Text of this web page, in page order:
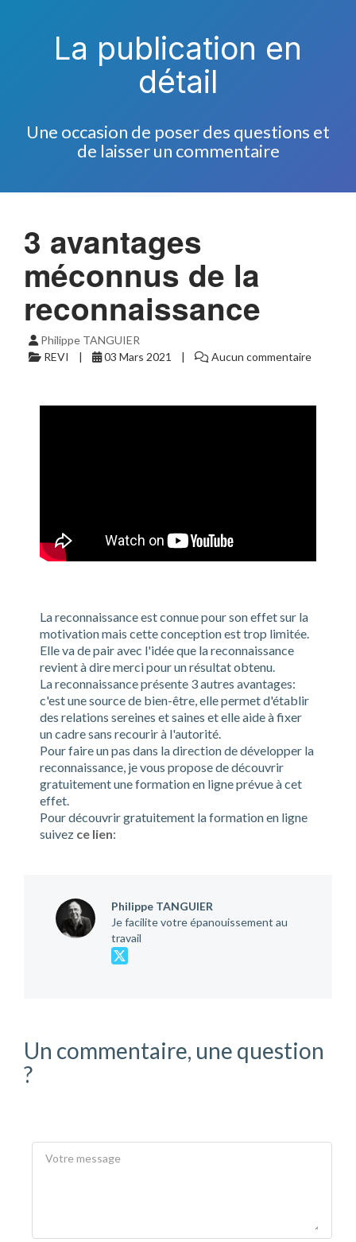
La publication en
détail
Une occasion de poser des questions et
de laisser un commentaire
3 avantages
méconnus de la
reconnaissance
Philippe TANGUIER
REVI
03 Mars 2021 Aucun commentaire
La reconnaissance est connue pour son effet sur la
motivation mais cette conception est trop limitée.
Elle va de pair avec l'idée que la reconnaissance
revient à dire merci pour un résultat obtenu.
La reconnaissance présente 3 autres avantages:
c'est une source de bien-être, elle permet d'établir
des relations sereines et saines et elle aide à fixer
un cadre sans recourir à l'autorité.
Pour faire un pas dans la direction de développer la
reconnaissance, je vous propose de découvrir
gratuitement une formation en ligne prévue à cet
effet.
Pour découvrir gratuitement la formation en ligne
suivez ce lien:
Philippe TANGUIER
Je facilite votre épanouissement au
travail
Un commentaire, une question
?